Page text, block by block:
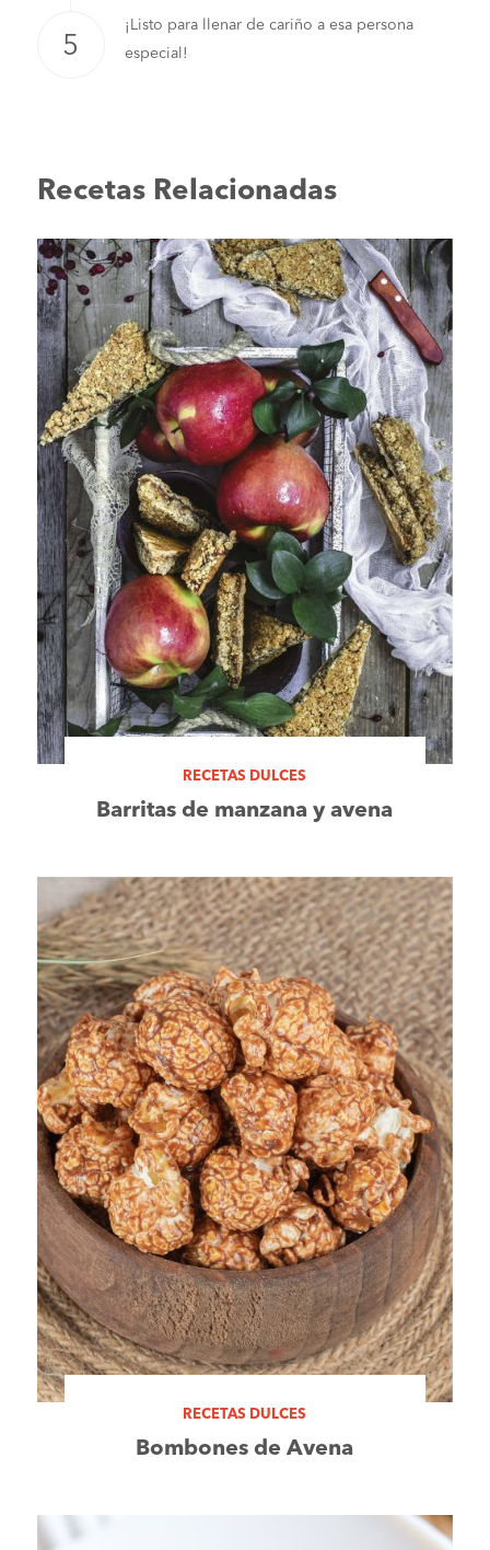
¡Listo para llenar de cariño a esa persona
especial!
Recetas Relacionadas
RECETAS DULCES
Barritas de manzana y avena
RECETAS DULCES
Bombones de Avena